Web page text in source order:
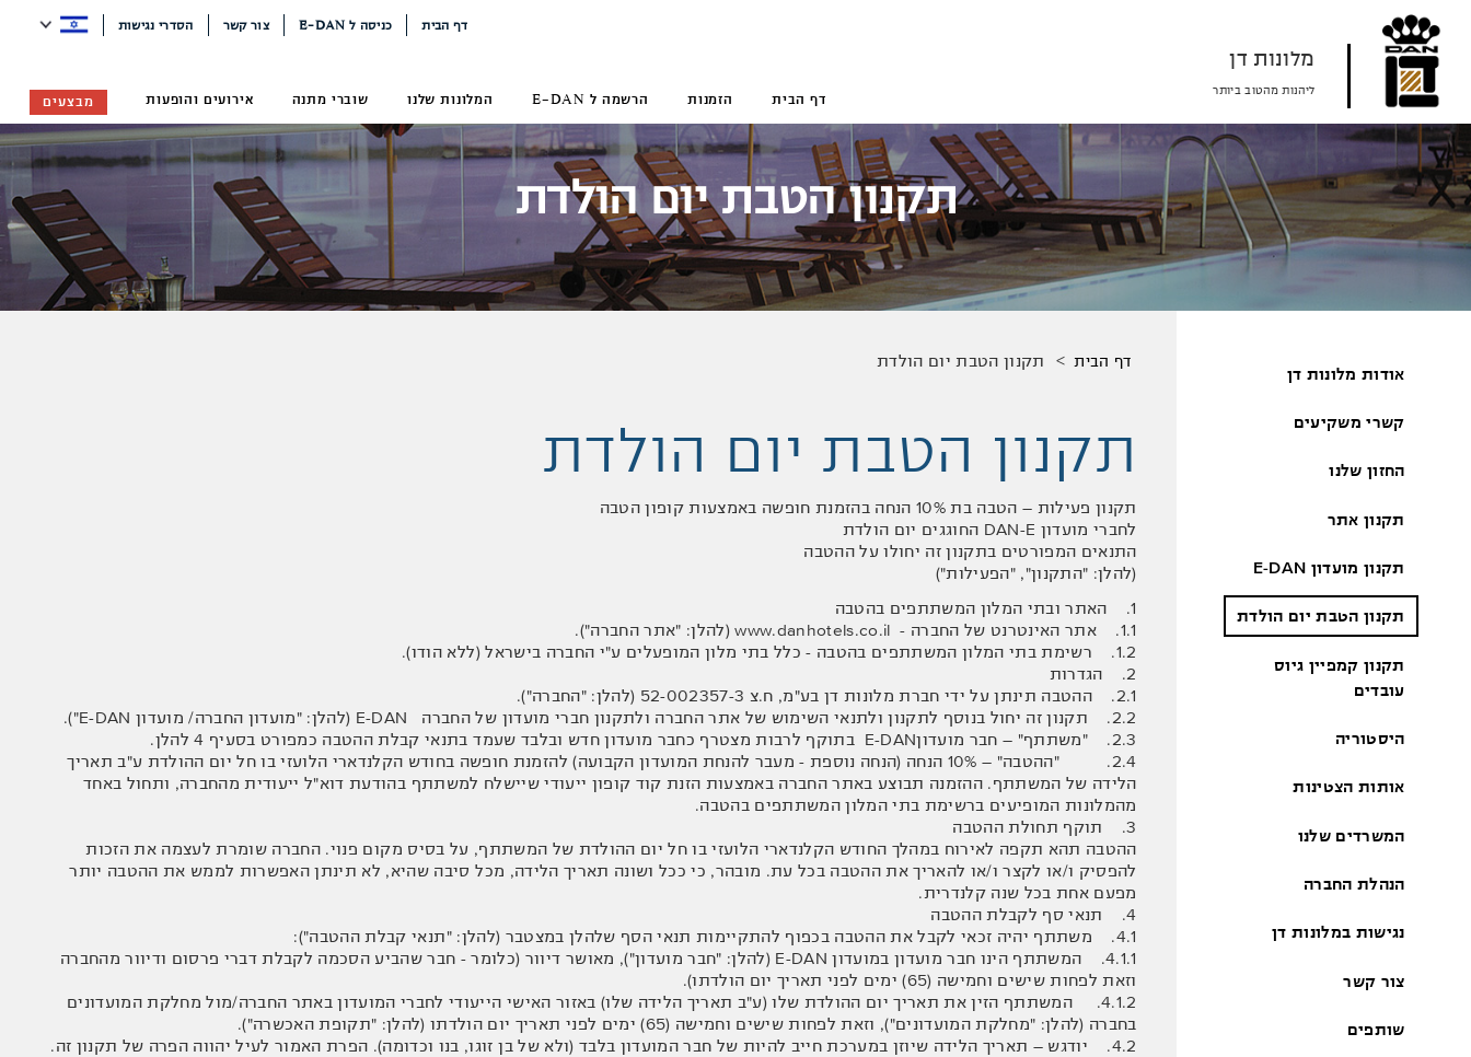
לאזור
תפריט
לתוכן
המרכזי
לאזור
תפריט
מלונות דן
ליהנות מהטוב ביותר
דף הבית כניסה ל E-DAN צור קשר הסדרי נגישות
דף הבית הזמנות הרשמה ל E-DAN המלונות שלנו שוברי מתנה אירועים והופעות מבצעים
תקנון הטבת יום הולדת
אודות מלונות דן
קשרי משקיעים
החזון שלנו
תקנון אתר
תקנון מועדון E-DAN
תקנון הטבת יום הולדת
תקנון קמפיין גיוס
עובדים
היסטוריה
אותות הצטינות
המשרדים שלנו
הנהלת החברה
נגישות במלונות דן
צור קשר
שותפים
מיקומך
דף הבית תקנון הטבת יום הולדת
תקנון הטבת יום הולדת
תקנון פעילות – הטבה בת 10% הנחה בהזמנת חופשה באמצעות קופון הטבה
לחברי מועדון DAN-E החוגגים יום הולדת
התנאים המפורטים בתקנון זה יחולו על ההטבה
(להלן: "התקנון", "הפעילות")
1. האתר ובתי המלון המשתתפים בהטבה
1.1. אתר האינטרנט של החברה - www.danhotels.co.il (להלן: "אתר החברה").
1.2. רשימת בתי המלון המשתתפים בהטבה - כלל בתי מלון המופעלים ע"י החברה בישראל (ללא הודו).
2. הגדרות
2.1. ההטבה תינתן על ידי חברת מלונות דן בע"מ, ח.צ 52-002357-3 (להלן: "החברה").
2.2. תקנון זה יחול בנוסף לתקנון ולתנאי השימוש של אתר החברה ולתקנון חברי מועדון של החברה E-DAN (להלן: "מועדון החברה/ מועדון E-DAN").
2.3. "משתתף" – חבר מועדוןE-DAN בתוקף לרבות מצטרף כחבר מועדון חדש ובלבד שעמד בתנאי קבלת ההטבה כמפורט בסעיף 4 להלן.
2.4. "ההטבה" – 10% הנחה (הנחה נוספת - מעבר להנחת המועדון הקבועה) להזמנת חופשה בחודש הקלנדארי הלועזי בו חל יום ההולדת ע"ב תאריך
הלידה של המשתתף. ההזמנה תבוצע באתר החברה באמצעות הזנת קוד קופון ייעודי שיישלח למשתתף בהודעת דוא"ל ייעודית מהחברה, ותחול באחד
מהמלונות המופיעים ברשימת בתי המלון המשתתפים בהטבה.
3. תוקף תחולת ההטבה
ההטבה תהא תקפה לאירוח במהלך החודש הקלנדארי הלועזי בו חל יום ההולדת של המשתתף, על בסיס מקום פנוי. החברה שומרת לעצמה את הזכות
להפסיק ו/או לקצר ו/או להאריך את ההטבה בכל עת. מובהר, כי ככל ושונה תאריך הלידה, מכל סיבה שהיא, לא תינתן האפשרות לממש את ההטבה יותר
מפעם אחת בכל שנה קלנדרית.
4. תנאי סף לקבלת ההטבה
4.1. משתתף יהיה זכאי לקבל את ההטבה בכפוף להתקיימות תנאי הסף שלהלן במצטבר (להלן: "תנאי קבלת ההטבה"):
4.1.1. המשתתף הינו חבר מועדון במועדון E-DAN (להלן: "חבר מועדון"), מאושר דיוור (כלומר - חבר שהביע הסכמה לקבלת דברי פרסום ודיוור מהחברה
וזאת לפחות שישים וחמישה (65) ימים לפני תאריך יום הולדתו).
4.1.2. המשתתף הזין את תאריך יום ההולדת שלו (ע"ב תאריך הלידה שלו) באזור האישי הייעודי לחברי המועדון באתר החברה/מול מחלקת המועדונים
בחברה (להלן: "מחלקת המועדונים"), וזאת לפחות שישים וחמישה (65) ימים לפני תאריך יום הולדתו (להלן: "תקופת האכשרה").
4.2. יודגש – תאריך הלידה שיוזן במערכת חייב להיות של חבר המועדון בלבד (ולא של בן זוגו, בנו וכדומה). הפרת האמור לעיל יהווה הפרה של תקנון זה.